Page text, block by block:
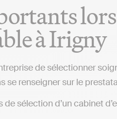
à Irigny
de sélectionner
se renseigner sur le
sélection d’un cabinet